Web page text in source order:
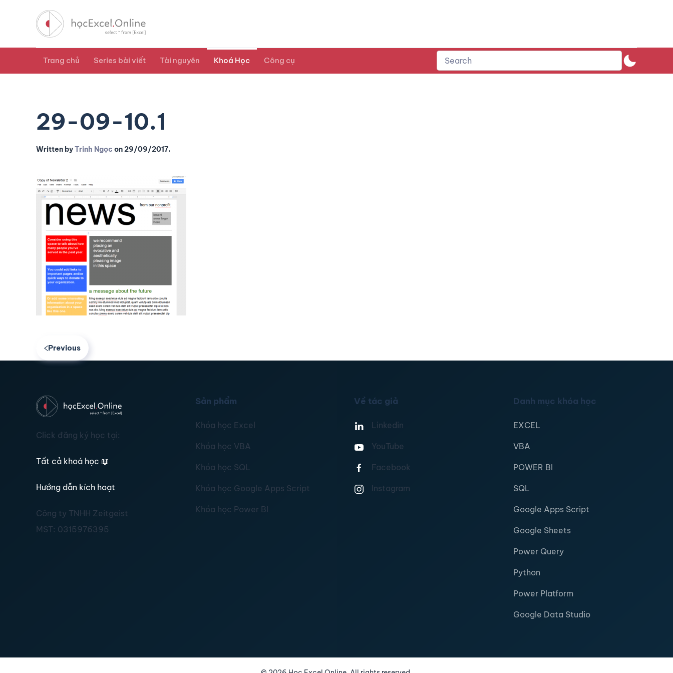
Trang chủ Series bài viết Tài nguyên Khoá Học Công cụ
29-09-10.1
Written byTrinh Ngọc on29/09/2017.
Previous
Click đăng ký học tại:
Tất cả khoá học 📖
Hướng dẫn kích hoạt
Công ty TNHH Zeitgeist
MST: 0315976395
Sản phẩm
Khóa học Excel
Khóa học VBA
Khóa học SQL
Khóa học Google Apps Script
Khóa học Power BI
Về tác giả
Linkedin
YouTube
Facebook
Instagram
Danh mục khóa học
EXCEL
VBA
POWER BI
SQL
Google Apps Script
Google Sheets
Power Query
Python
Power Platform
Google Data Studio